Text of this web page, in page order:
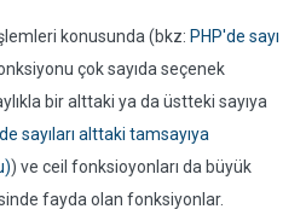
konusunda (bkz: PHP'de sayı
çok sayıda seçenek
bir alttaki ya da üstteki sayıya
sayıları alttaki tamsayıya
) ve ceil fonksioyonları da büyük
fayda olan fonksiyonlar.